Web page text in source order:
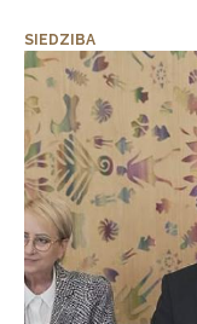
SIEDZIBA